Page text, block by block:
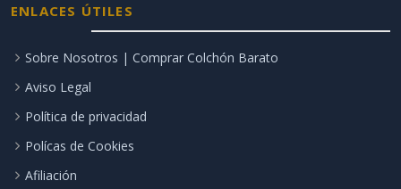
ENLACES ÚTILES
Sobre Nosotros | Comprar Colchón Barato
Aviso Legal
Política de privacidad
Polícas de Cookies
Afiliación